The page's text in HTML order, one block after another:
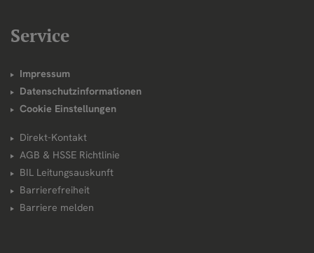
Service
Impressum
Datenschutzinformationen
Cookie Einstellungen
Direkt-Kontakt
AGB & HSSE Richtlinie
BIL Leitungsauskunft
Barrierefreiheit
Barriere melden